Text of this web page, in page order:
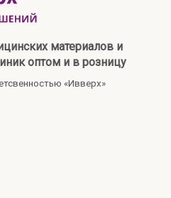
материалов и
оптом и в розницу
«Ивверх»